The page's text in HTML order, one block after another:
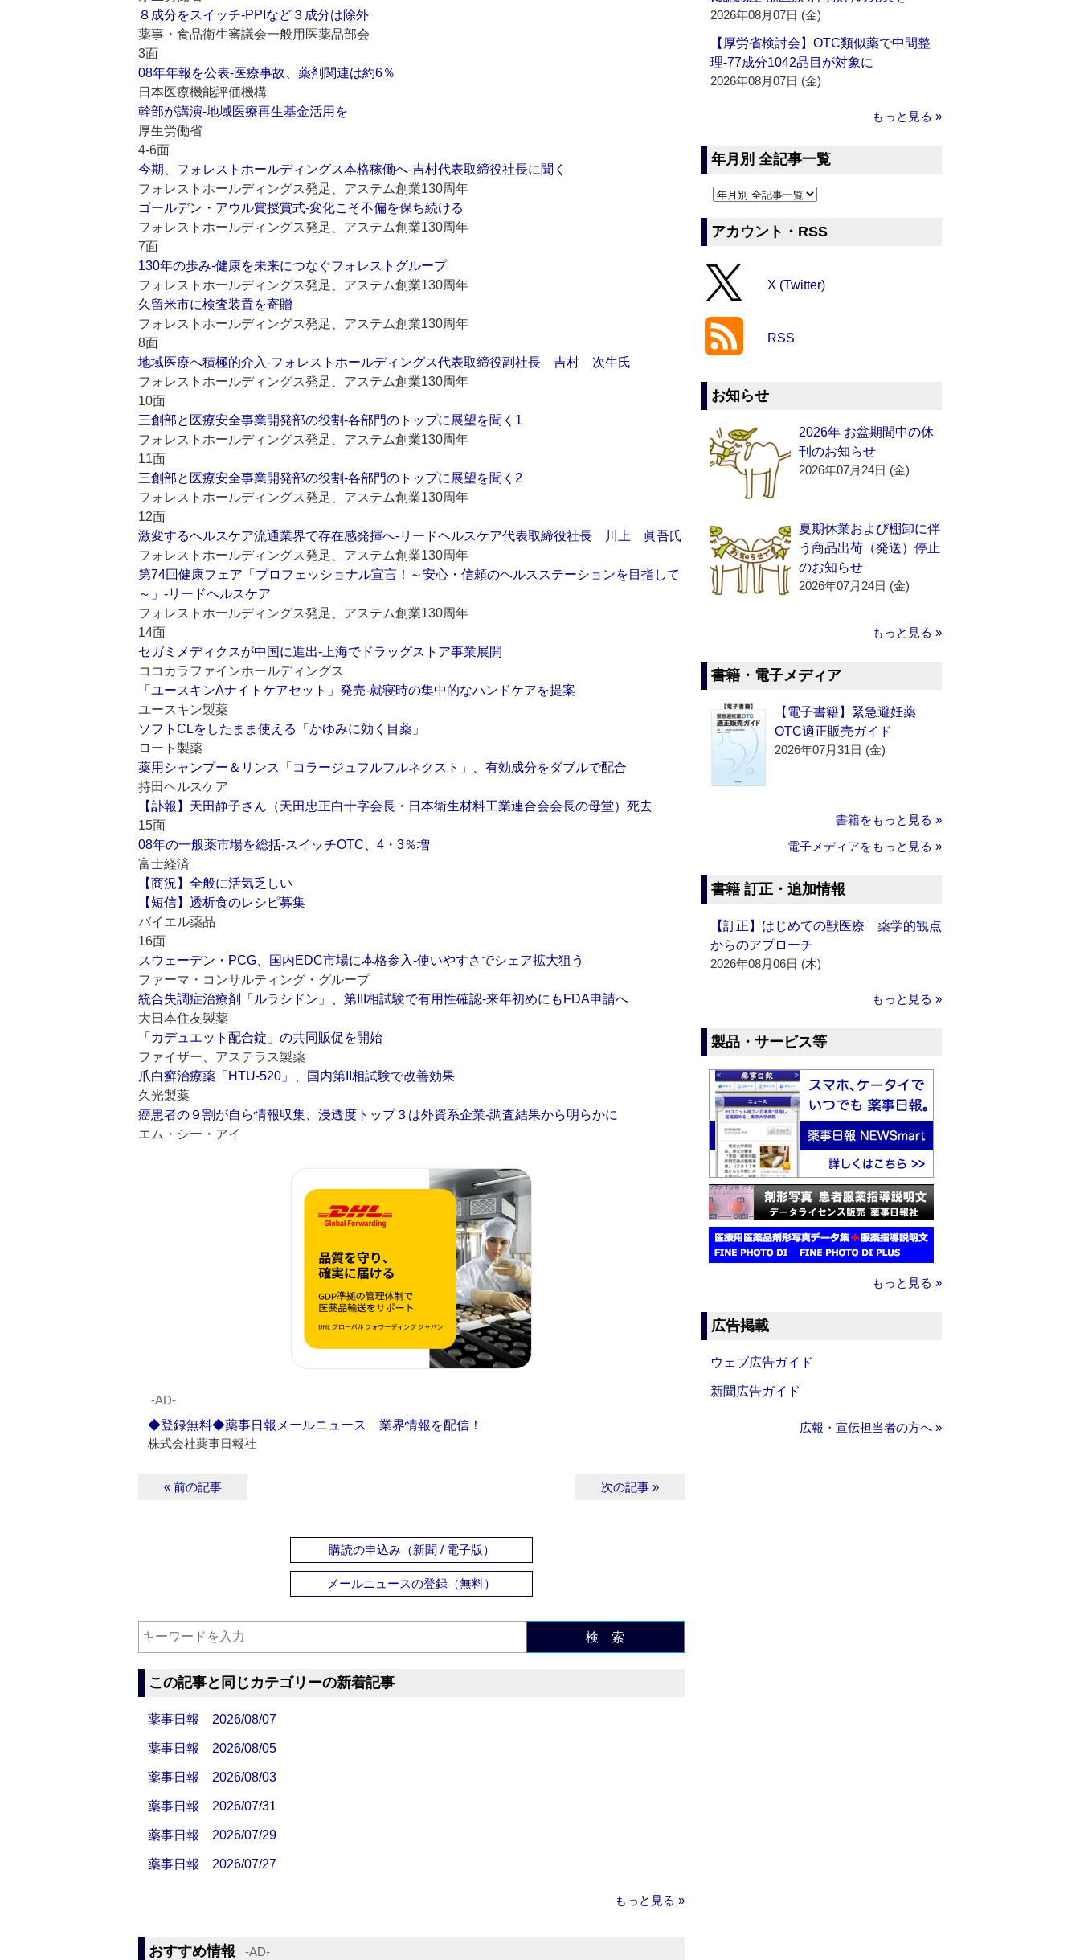
８成分をスイッチ‐PPIなど３成分は除外
薬事・食品衛生審議会一般用医薬品部会
3面
08年年報を公表‐医療事故、薬剤関連は約6％
日本医療機能評価機構
幹部が講演‐地域医療再生基金活用を
厚生労働省
4-6面
今期、フォレストホールディングス本格稼働へ‐吉村代表取締役社長に聞く
フォレストホールディングス発足、アステム創業130周年
ゴールデン・アウル賞授賞式‐変化こそ不偏を保ち続ける
フォレストホールディングス発足、アステム創業130周年
7面
130年の歩み-健康を未来につなぐフォレストグループ
フォレストホールディングス発足、アステム創業130周年
久留米市に検査装置を寄贈
フォレストホールディングス発足、アステム創業130周年
8面
地域医療へ積極的介入‐フォレストホールディングス代表取締役副社長 吉村 次生氏
フォレストホールディングス発足、アステム創業130周年
10面
三創部と医療安全事業開発部の役割‐各部門のトップに展望を聞く1
フォレストホールディングス発足、アステム創業130周年
11面
三創部と医療安全事業開発部の役割‐各部門のトップに展望を聞く2
フォレストホールディングス発足、アステム創業130周年
12面
激変するヘルスケア流通業界で存在感発揮へ‐リードヘルスケア代表取締役社長 川上 眞吾氏
フォレストホールディングス発足、アステム創業130周年
第74回健康フェア「プロフェッショナル宣言！～安心・信頼のヘルスステーションを目指して
～」‐リードヘルスケア
フォレストホールディングス発足、アステム創業130周年
14面
セガミメディクスが中国に進出‐上海でドラッグストア事業展開
ココカラファインホールディングス
「ユースキンAナイトケアセット」発売‐就寝時の集中的なハンドケアを提案
ユースキン製薬
ソフトCLをしたまま使える「かゆみに効く目薬」
ロート製薬
薬用シャンプー＆リンス「コラージュフルフルネクスト」、有効成分をダブルで配合
持田ヘルスケア
【訃報】天田静子さん（天田忠正白十字会長・日本衛生材料工業連合会会長の母堂）死去
15面
08年の一般薬市場を総括‐スイッチOTC、4・3％増
富士経済
【商況】全般に活気乏しい
【短信】透析食のレシピ募集
バイエル薬品
16面
スウェーデン・PCG、国内EDC市場に本格参入‐使いやすさでシェア拡大狙う
ファーマ・コンサルティング・グループ
統合失調症治療剤「ルラシドン」、第III相試験で有用性確認‐来年初めにもFDA申請へ
大日本住友製薬
「カデュエット配合錠」の共同販促を開始
ファイザー、アステラス製薬
爪白癬治療薬「HTU‐520」、国内第II相試験で改善効果
久光製薬
癌患者の９割が自ら情報収集、浸透度トップ３は外資系企業‐調査結果から明らかに
エム・シー・アイ
‐AD‐
◆登録無料◆薬事日報メールニュース 業界情報を配信！
株式会社薬事日報社
« 前の記事 次の記事 »
購読の申込み（新聞 / 電子版）
メールニュースの登録（無料）
検 索
この記事と同じカテゴリーの新着記事
薬事日報 2026/08/07
薬事日報 2026/08/05
薬事日報 2026/08/03
薬事日報 2026/07/31
薬事日報 2026/07/29
薬事日報 2026/07/27
もっと見る »
おすすめ情報 ‐AD‐
2026年08月07日 (金)
【厚労省検討会】OTC類似薬で中間整
理‐77成分1042品目が対象に
2026年08月07日 (金)
もっと見る »
年月別 全記事一覧
アカウント・RSS
X (Twitter)
RSS
お知らせ
2026年 お盆期間中の休
刊のお知らせ
2026年07月24日 (金)
夏期休業および棚卸に伴
う商品出荷（発送）停止
のお知らせ
2026年07月24日 (金)
もっと見る »
書籍・電子メディア
【電子書籍】緊急避妊薬
OTC適正販売ガイド
2026年07月31日 (金)
書籍をもっと見る »
電子メディアをもっと見る »
書籍 訂正・追加情報
【訂正】はじめての獣医療 薬学的観点
からのアプローチ
2026年08月06日 (木)
もっと見る »
製品・サービス等
もっと見る »
広告掲載
ウェブ広告ガイド
新聞広告ガイド
広報・宣伝担当者の方へ »